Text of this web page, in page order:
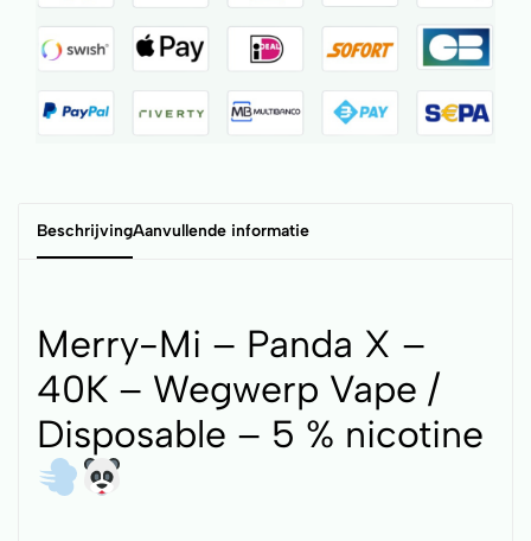
BeschrijvingAanvullende informatie
Merry-Mi – Panda X –
40K – Wegwerp Vape /
Disposable – 5 % nicotine